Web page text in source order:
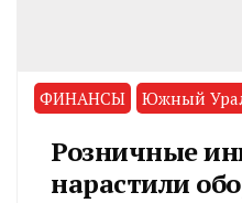
ФИНАНСЫ Южный
Розничные
нарастили